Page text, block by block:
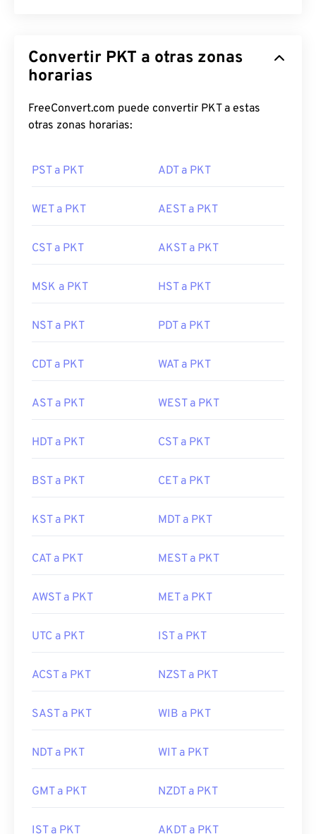
Convertir PKT a otras zonas
horarias
FreeConvert.com puede convertir PKT a estas
otras zonas horarias:
PST a PKT ADT a PKT
WET a PKT AEST a PKT
CST a PKT AKST a PKT
MSK a PKT HST a PKT
NST a PKT PDT a PKT
CDT a PKT WAT a PKT
AST a PKT WEST a PKT
HDT a PKT CST a PKT
BST a PKT CET a PKT
KST a PKT MDT a PKT
CAT a PKT MEST a PKT
AWST a PKT MET a PKT
UTC a PKT IST a PKT
ACST a PKT NZST a PKT
SAST a PKT WIB a PKT
NDT a PKT WIT a PKT
GMT a PKT NZDT a PKT
IST a PKT AKDT a PKT